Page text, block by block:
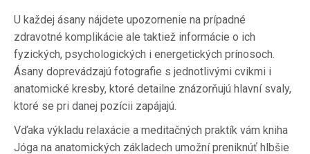
U každej ásany nájdete upozornenie na prípadné
zdravotné komplikácie ale taktiež informácie o ich
fyzických, psychologických i energetických prínosoch.
Ásany doprevádzajú fotografie s jednotlivými cvikmi i
anatomické kresby, ktoré detailne znázorňujú hlavní svaly,
ktoré se pri danej pozícii zapájajú.
Vďaka výkladu relaxácie a meditačných praktík vám kniha
Jóga na anatomických základech umožní preniknúť hlbšie